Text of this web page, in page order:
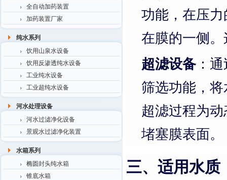
全自动加药装置
加药装置厂家
纯水系列
饮用山泉水设备
饮用反渗透纯水设备
工业纯水设备
工业超纯水设备
河水处理设备
河水过滤净化设备
景观水过滤净化装置
水箱系列
椭圆封头纯水箱
锥底水箱
功能，在压
在膜的一侧
超滤设备：通
筛选功能，
超滤过程为
堵塞膜表面。
三、适用水质